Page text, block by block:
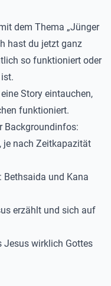
dem Thema „Jünger
hast du jetzt ganz
so funktioniert oder
Story eintauchen,
funktioniert.
Backgroundinfos:
je nach Zeitkapazität
Bethsaida und Kana
erzählt und sich auf
Jesus wirklich Gottes